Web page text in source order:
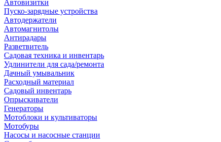
Автовизитки
Пуско-зарядные устройства
Автодержатели
Автомагнитолы
Антирадары
Разветвитель
Садовая техника и инвентарь
Удлинители для сада/ремонта
Дачный умывальник
Расходный материал
Садовый инвентарь
Опрыскиватели
Генераторы
Мотоблоки и культиваторы
Мотобуры
Насосы и насосные станции